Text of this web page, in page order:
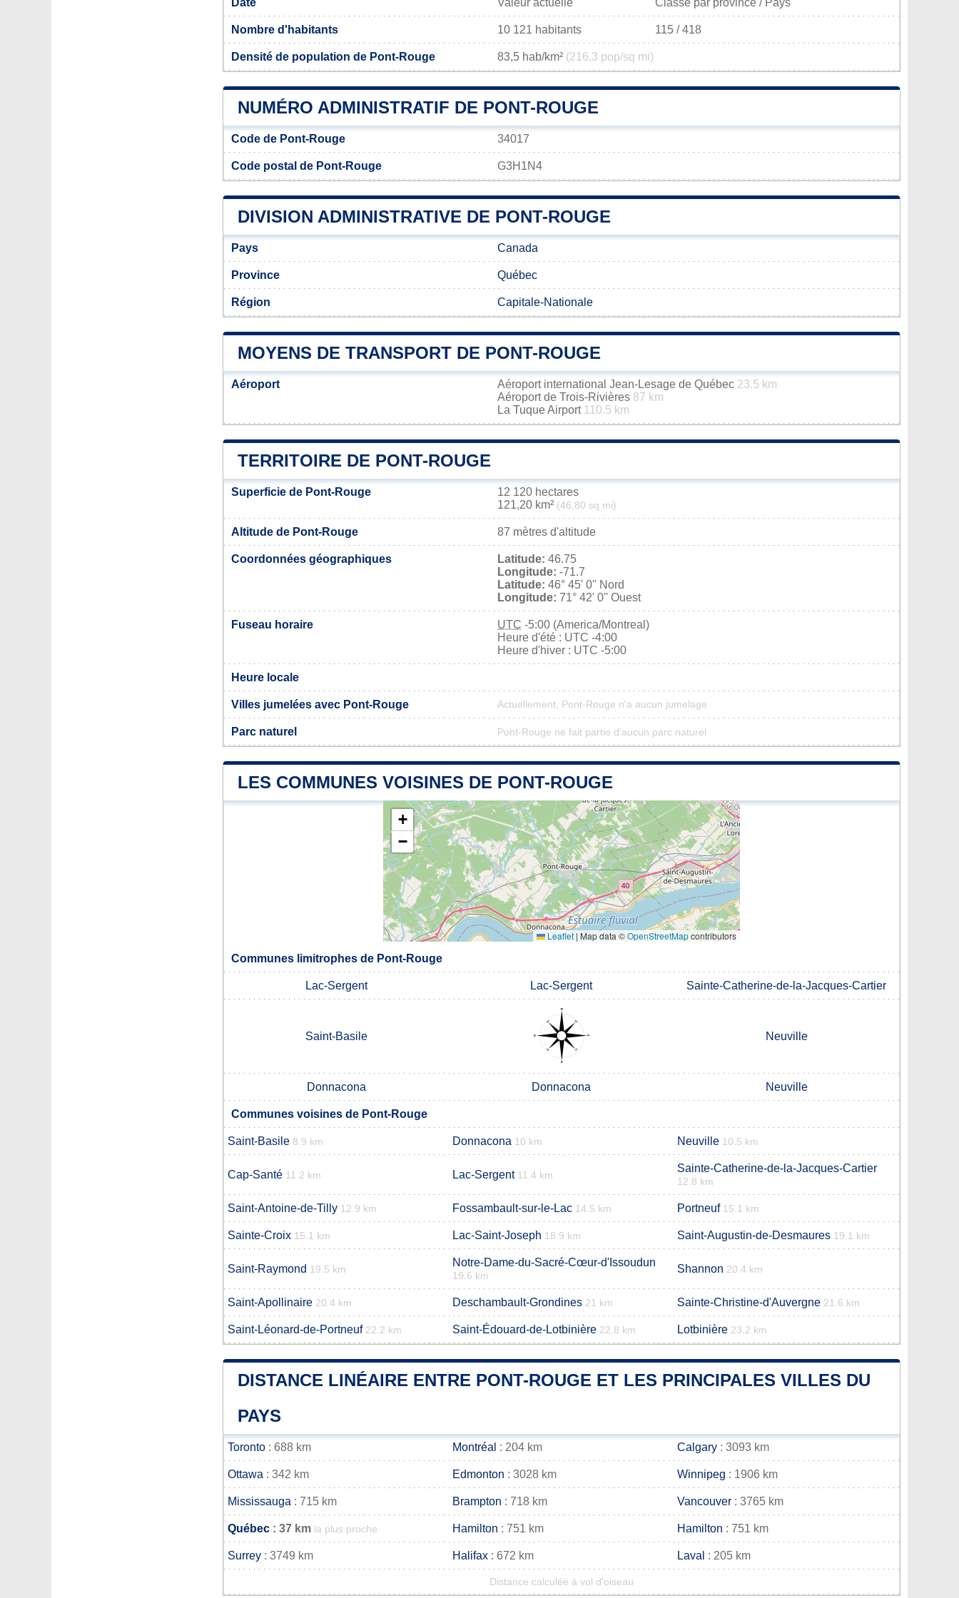
Date Valeur actuelle Classé par province / Pays
Nombre d'habitants 10 121 habitants 115 / 418
Densité de population de Pont-Rouge 83,5 hab/km² (216,3 pop/sq mi)
NUMÉRO ADMINISTRATIF DE PONT-ROUGE
Code de Pont-Rouge 34017
Code postal de Pont-Rouge G3H1N4
DIVISION ADMINISTRATIVE DE PONT-ROUGE
Pays Canada
Province Québec
Région Capitale-Nationale
MOYENS DE TRANSPORT DE PONT-ROUGE
Aéroport Aéroport international Jean-Lesage de Québec 23.5 km
Aéroport de Trois-Rivières 87 km
La Tuque Airport 110.5 km
TERRITOIRE DE PONT-ROUGE
Superficie de Pont-Rouge
12 120 hectares
121,20 km² (46,80 sq mi)
Altitude de Pont-Rouge 87 mètres d'altitude
Coordonnées géographiques Latitude: 46.75
Longitude: -71.7
Latitude: 46° 45' 0'' Nord
Longitude: 71° 42' 0'' Ouest
Fuseau horaire UTC -5:00 (America/Montreal)
Heure d'été : UTC -4:00
Heure d'hiver : UTC -5:00
Heure locale
Villes jumelées avec Pont-Rouge Actuellement, Pont-Rouge n'a aucun jumelage
Parc naturel Pont-Rouge ne fait partie d'aucun parc naturel
LES COMMUNES VOISINES DE PONT-ROUGE
+
−
Leaflet | Map data ©OpenStreetMapcontributors
Communes limitrophes de Pont-Rouge
Lac-Sergent Lac-Sergent Sainte-Catherine-de-la-Jacques-Cartier
Saint-Basile Neuville
Donnacona Donnacona Neuville
Communes voisines de Pont-Rouge
Saint-Basile 8.9 km Donnacona 10 km Neuville 10.5 km
Cap-Santé 11.2 km Lac-Sergent 11.4 km
Sainte-Catherine-de-la-Jacques-Cartier
12.8 km
Saint-Antoine-de-Tilly 12.9 km Fossambault-sur-le-Lac 14.5 km Portneuf 15.1 km
Sainte-Croix 15.1 km Lac-Saint-Joseph 18.9 km Saint-Augustin-de-Desmaures 19.1 km
Saint-Raymond 19.5 km
Notre-Dame-du-Sacré-Cœur-d'Issoudun
19.6 km
Shannon 20.4 km
Saint-Apollinaire 20.4 km Deschambault-Grondines 21 km Sainte-Christine-d'Auvergne 21.6 km
Saint-Léonard-de-Portneuf 22.2 km Saint-Édouard-de-Lotbinière 22.8 km Lotbinière 23.2 km
DISTANCE LINÉAIRE ENTRE PONT-ROUGE ET LES PRINCIPALES VILLES DU
PAYS
Toronto : 688 km Montréal : 204 km Calgary : 3093 km
Ottawa : 342 km Edmonton : 3028 km Winnipeg : 1906 km
Mississauga : 715 km Brampton : 718 km Vancouver : 3765 km
Québec : 37 km la plus proche Hamilton : 751 km Hamilton : 751 km
Surrey : 3749 km Halifax : 672 km Laval : 205 km
Distance calculée à vol d'oiseau